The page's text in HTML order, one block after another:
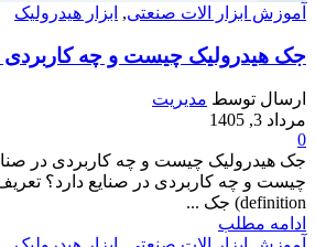
آموزش ابزار الات صنعتی, ابزار هیدرولیک
جک هیدرولیک چیست و چه کاربردی
ارسال توسط مدیریت
مرداد 3, 1405
0
جک هیدرولیک چیست و چه کاربردی در
definition) جک ...
ادامه مطلب